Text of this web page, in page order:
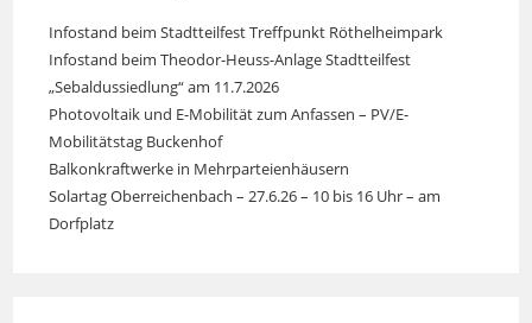
Infostand beim Stadtteilfest Treffpunkt Röthelheimpark
Infostand beim Theodor-Heuss-Anlage Stadtteilfest
„Sebaldussiedlung“ am 11.7.2026
Photovoltaik und E-Mobilität zum Anfassen – PV/E-
Mobilitätstag Buckenhof
Balkonkraftwerke in Mehrparteienhäusern
Solartag Oberreichenbach – 27.6.26 – 10 bis 16 Uhr – am
Dorfplatz